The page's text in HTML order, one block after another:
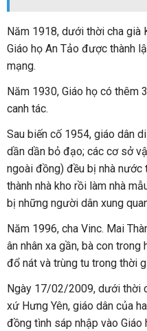
Năm 1918, dưới thời cha già
Giáo họ An Tảo được thành
mạng.
Năm 1930, Giáo họ có thêm
canh tác.
Sau biến cố 1954, giáo dân
dần dần bỏ đạo; các cơ sở
ngoài đồng) đều bị nhà nước
thành nhà kho rồi làm nhà
bị những người dân xung
Năm 1996, cha Vinc. Mai
ân nhân xa gần, bà con
đổ nát và trùng tu trong thời
Ngày 17/02/2009, dưới thời
xứ Hưng Yên, giáo dân của
đồng tình sáp nhập vào Giáo